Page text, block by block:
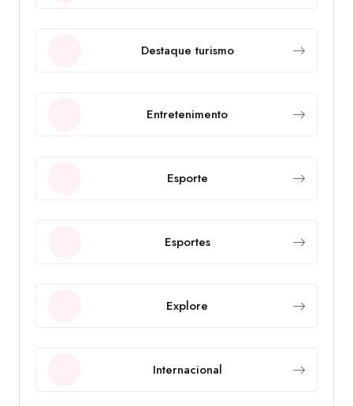
Destaque turismo
Entretenimento
Esporte
Esportes
Explore
Internacional